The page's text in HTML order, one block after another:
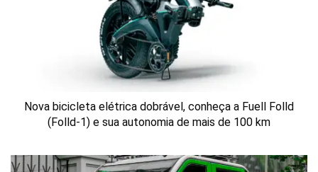
Nova bicicleta elétrica dobrável, conheça a Fuell Folld
(Folld-1) e sua autonomia de mais de 100 km